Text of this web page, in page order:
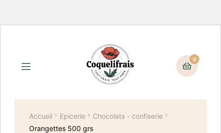
0
Accueil Epicerie
Chocolats - confiserie
Orangettes 500 grs